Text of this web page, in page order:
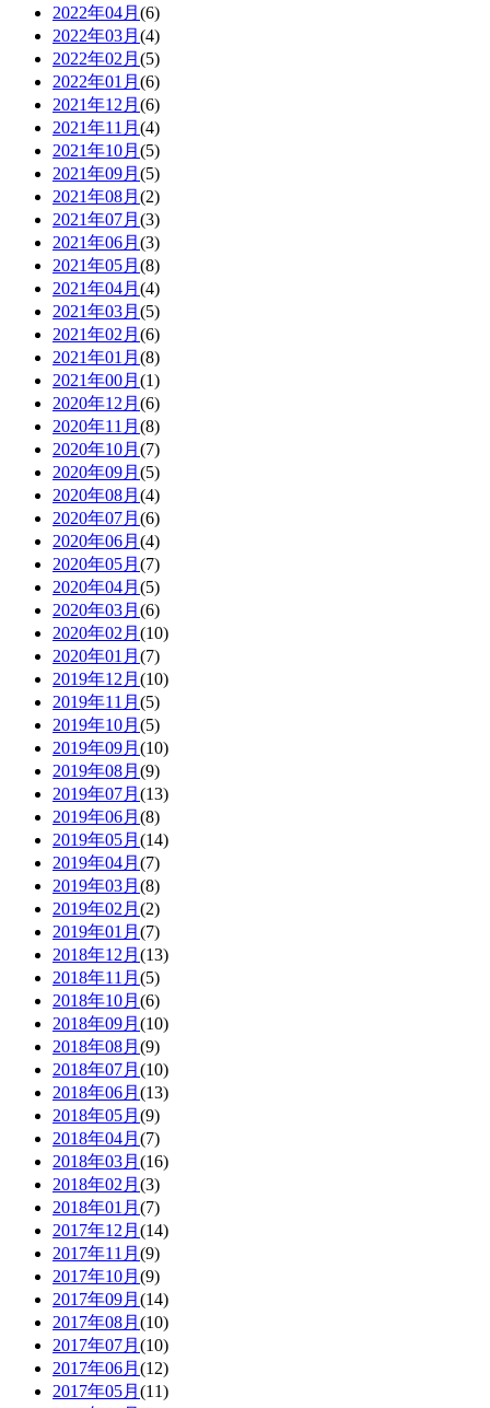
2022年04月 (6)
2022年03月 (4)
2022年02月 (5)
2022年01月 (6)
2021年12月 (6)
2021年11月 (4)
2021年10月 (5)
2021年09月 (5)
2021年08月 (2)
2021年07月 (3)
2021年06月 (3)
2021年05月 (8)
2021年04月 (4)
2021年03月 (5)
2021年02月 (6)
2021年01月 (8)
2021年00月 (1)
2020年12月 (6)
2020年11月 (8)
2020年10月 (7)
2020年09月 (5)
2020年08月 (4)
2020年07月 (6)
2020年06月 (4)
2020年05月 (7)
2020年04月 (5)
2020年03月 (6)
2020年02月 (10)
2020年01月 (7)
2019年12月 (10)
2019年11月 (5)
2019年10月 (5)
2019年09月 (10)
2019年08月 (9)
2019年07月 (13)
2019年06月 (8)
2019年05月 (14)
2019年04月 (7)
2019年03月 (8)
2019年02月 (2)
2019年01月 (7)
2018年12月 (13)
2018年11月 (5)
2018年10月 (6)
2018年09月 (10)
2018年08月 (9)
2018年07月 (10)
2018年06月 (13)
2018年05月 (9)
2018年04月 (7)
2018年03月 (16)
2018年02月 (3)
2018年01月 (7)
2017年12月 (14)
2017年11月 (9)
2017年10月 (9)
2017年09月 (14)
2017年08月 (10)
2017年07月 (10)
2017年06月 (12)
2017年05月 (11)